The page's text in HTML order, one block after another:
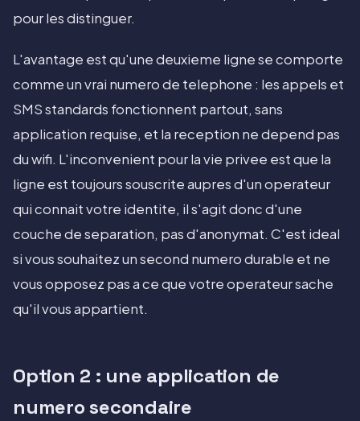
pour les distinguer.
L'avantage est qu'une deuxieme ligne se comporte
comme un vrai numero de telephone : les appels et
SMS standards fonctionnent partout, sans
application requise, et la reception ne depend pas
du wifi. L'inconvenient pour la vie privee est que la
ligne est toujours souscrite aupres d'un operateur
qui connait votre identite, il s'agit donc d'une
couche de separation, pas d'anonymat. C'est ideal
si vous souhaitez un second numero durable et ne
vous opposez pas a ce que votre operateur sache
qu'il vous appartient.
Option 2 : une application de
numero secondaire